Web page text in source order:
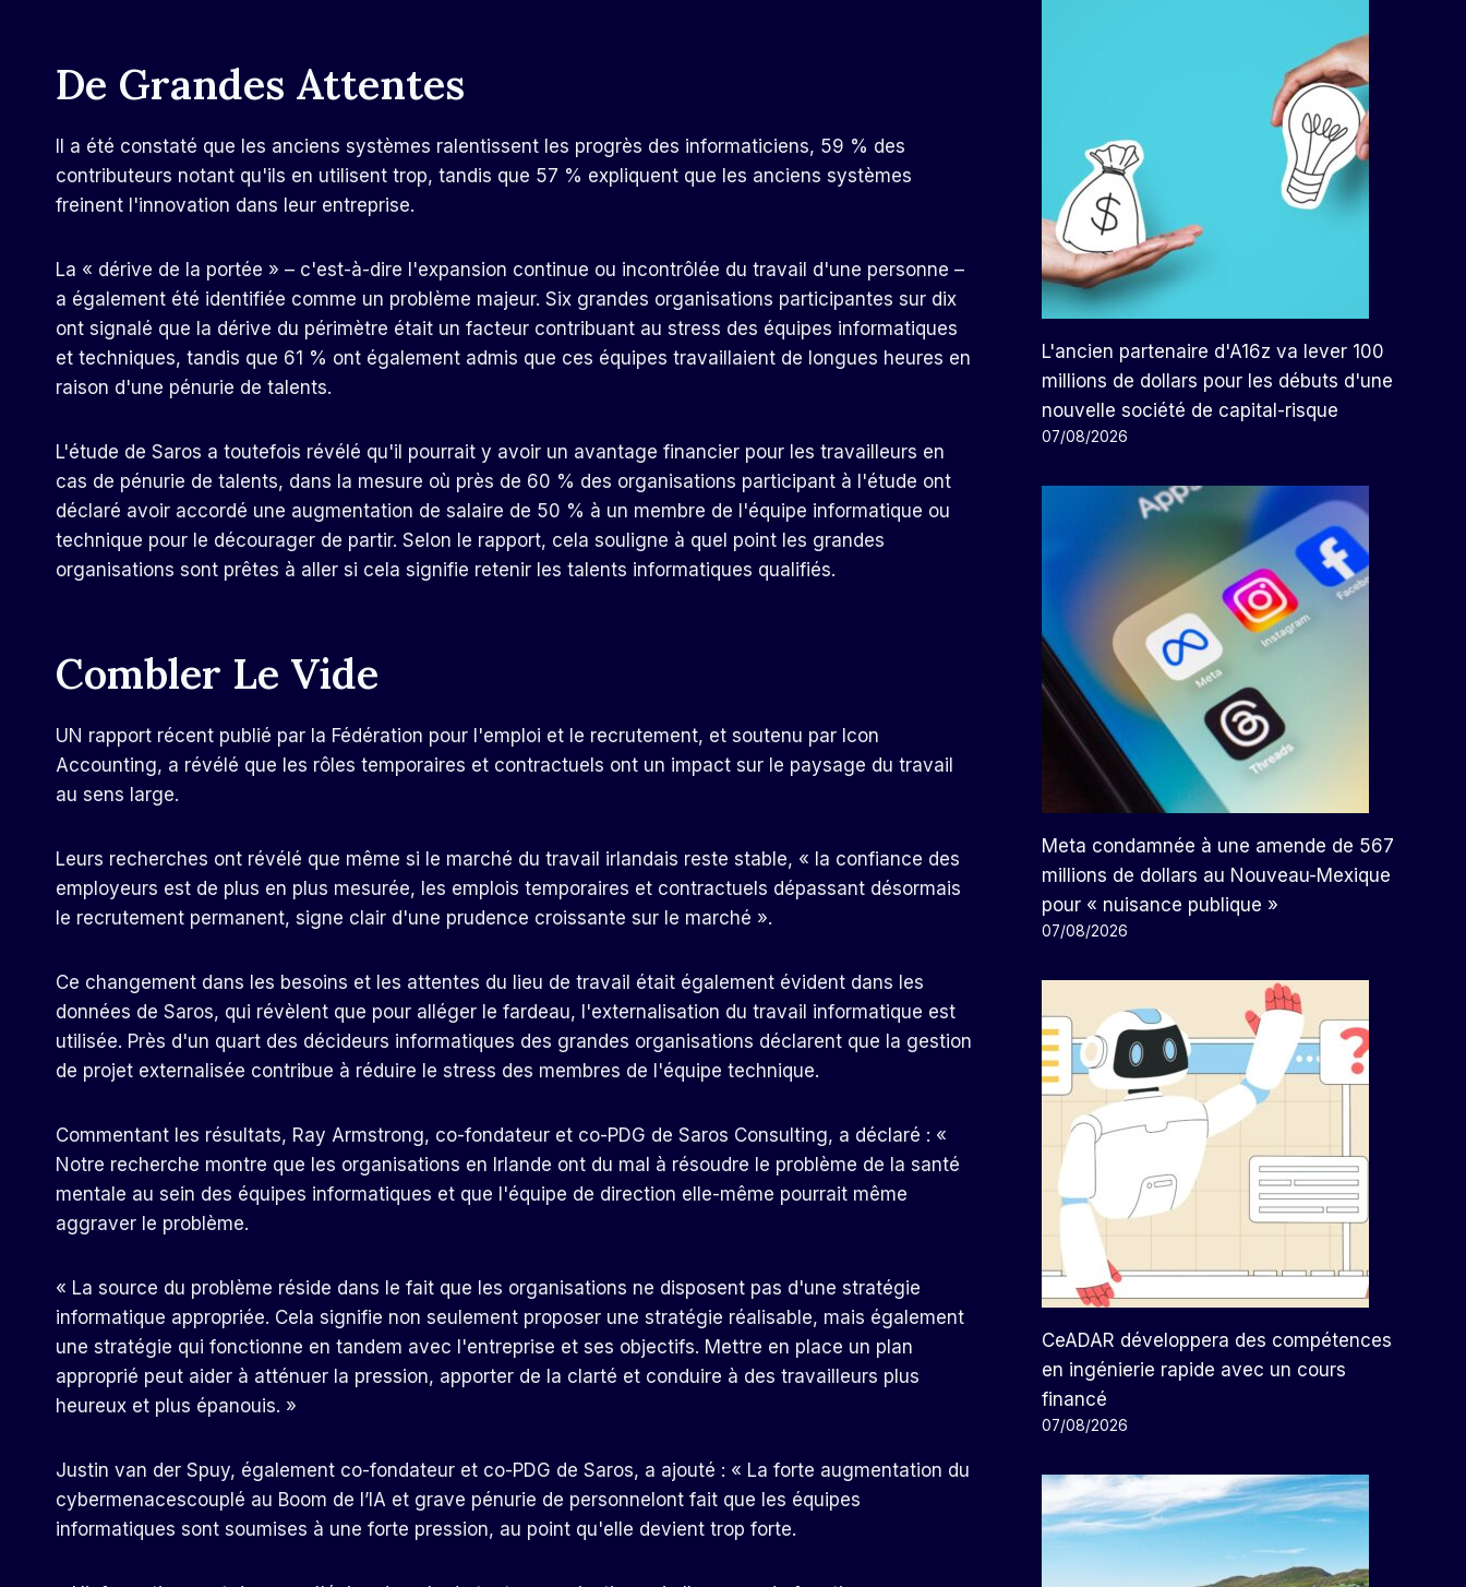
De Grandes Attentes
Il a été constaté que les anciens systèmes ralentissent les progrès des informaticiens, 59 % des
contributeurs notant qu'ils en utilisent trop, tandis que 57 % expliquent que les anciens systèmes
freinent l'innovation dans leur entreprise.
La « dérive de la portée » – c'est-à-dire l'expansion continue ou incontrôlée du travail d'une personne –
a également été identifiée comme un problème majeur. Six grandes organisations participantes sur dix
ont signalé que la dérive du périmètre était un facteur contribuant au stress des équipes informatiques
et techniques, tandis que 61 % ont également admis que ces équipes travaillaient de longues heures en
raison d'une pénurie de talents.
L'étude de Saros a toutefois révélé qu'il pourrait y avoir un avantage financier pour les travailleurs en
cas de pénurie de talents, dans la mesure où près de 60 % des organisations participant à l'étude ont
déclaré avoir accordé une augmentation de salaire de 50 % à un membre de l'équipe informatique ou
technique pour le décourager de partir. Selon le rapport, cela souligne à quel point les grandes
organisations sont prêtes à aller si cela signifie retenir les talents informatiques qualifiés.
Combler Le Vide
UN rapport récent publié par la Fédération pour l'emploi et le recrutement, et soutenu par Icon
Accounting, a révélé que les rôles temporaires et contractuels ont un impact sur le paysage du travail
au sens large.
Leurs recherches ont révélé que même si le marché du travail irlandais reste stable, « la confiance des
employeurs est de plus en plus mesurée, les emplois temporaires et contractuels dépassant désormais
le recrutement permanent, signe clair d'une prudence croissante sur le marché ».
Ce changement dans les besoins et les attentes du lieu de travail était également évident dans les
données de Saros, qui révèlent que pour alléger le fardeau, l'externalisation du travail informatique est
utilisée. Près d'un quart des décideurs informatiques des grandes organisations déclarent que la gestion
de projet externalisée contribue à réduire le stress des membres de l'équipe technique.
Commentant les résultats, Ray Armstrong, co-fondateur et co-PDG de Saros Consulting, a déclaré : «
Notre recherche montre que les organisations en Irlande ont du mal à résoudre le problème de la santé
mentale au sein des équipes informatiques et que l'équipe de direction elle-même pourrait même
aggraver le problème.
« La source du problème réside dans le fait que les organisations ne disposent pas d'une stratégie
informatique appropriée. Cela signifie non seulement proposer une stratégie réalisable, mais également
une stratégie qui fonctionne en tandem avec l'entreprise et ses objectifs. Mettre en place un plan
approprié peut aider à atténuer la pression, apporter de la clarté et conduire à des travailleurs plus
heureux et plus épanouis. »
Justin van der Spuy, également co-fondateur et co-PDG de Saros, a ajouté : « La forte augmentation du
cybermenacescouplé au Boom de l’IA et grave pénurie de personnel ont fait que les équipes
informatiques sont soumises à une forte pression, au point qu'elle devient trop forte.
L'ancien partenaire d'A16z va lever 100
millions de dollars pour les débuts d'une
nouvelle société de capital-risque
07/08/2026
Meta condamnée à une amende de 567
millions de dollars au Nouveau-Mexique
pour « nuisance publique »
07/08/2026
CeADAR développera des compétences
en ingénierie rapide avec un cours
financé
07/08/2026